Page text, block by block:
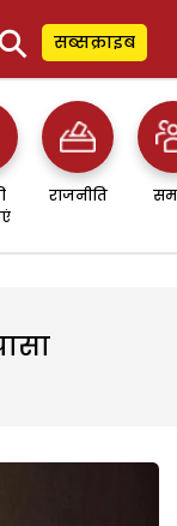
सब्सक्राइब
राजनीति